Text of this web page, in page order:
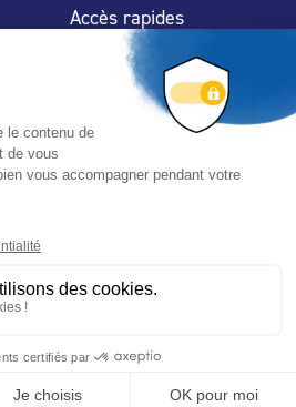
Accès rapides
Espace Presse
Trouver un
professionnel
parHybride Conseil